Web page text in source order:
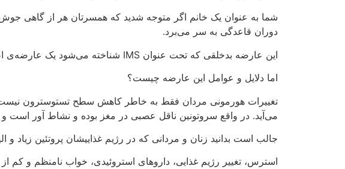
شما به عنوان یک خانم اگر متوجه شدید که همسرتان هر از گاهی جوش
دوران قاعدگی به سر می‌برد.
این عارضه بدخلقی که تحت عنوان IMS شناخته می‌شود یک عارضه‌ی اصلی دارد که آن هم حساسیت زیاد به محرک‌های بیرونی و در نتیجه عصبانیت است.
اما دلایل و عوامل این عارضه چیست؟
تغييرات هورمونی مردان فقط به خاطر کاهش سطح تستوسترون نیست
می‌آید. در واقع سروتونين ناقل عصبی در مغز بوده و نشاط آور
جالب است بدانید زنان و مردانی که در رژیم غذاییشان پروتئین
استرس، تغییر رژیم غذایی، داروهای استروئیدی، خواب نامنظم و کم